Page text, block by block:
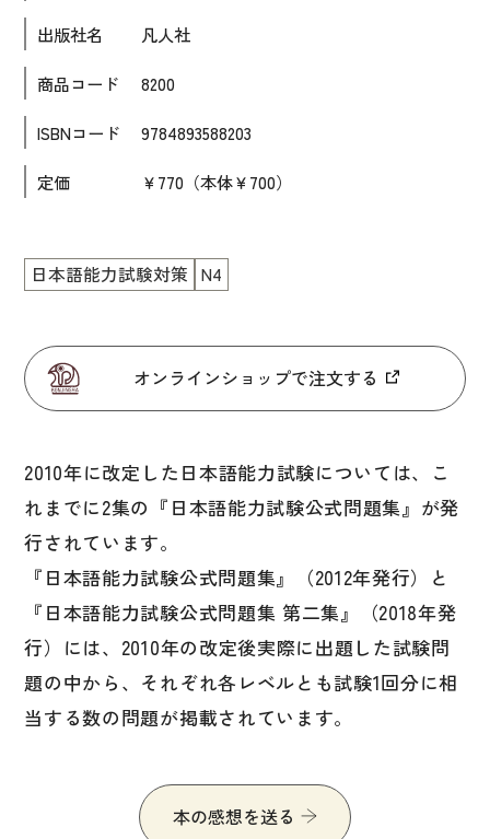
各種試験対策
大学入試対策
学校情報
日本語学習関連副読本
日本事情
視聴覚・補助教材
コンピューター
カセットテープ・ＣＤ
絵本・子ども向け補助
図表
辞典
日本語学習辞典
漢字字典（辞典）
英語辞典
スペイン語辞典
出版社名 凡人社
商品コード 8200
ISBNコード 9784893588203
定価 ￥770（本体￥700）
日本語能力試験対策 N4
オンラインショップで注文する
2010年に改定した日本語能力試験については、こ
れまでに2集の『日本語能力試験公式問題集』が発
行されています。
『日本語能力試験公式問題集』（2012年発行）と
『日本語能力試験公式問題集 第二集』（2018年発
行）には、2010年の改定後実際に出題した試験問
題の中から、それぞれ各レベルとも試験1回分に相
当する数の問題が掲載されています。
本の感想を送る